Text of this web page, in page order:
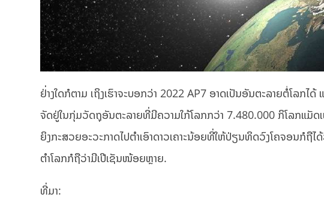
ຢ່່າງໃດກໍຕາມ ເຖິງເຮົາຈະບອກວ່າ 2022 AP7 ອາດເປັນອັນຕະລາຍຕໍ່ໂລກ
ຈັດຢູ່ໃນກຸ່ມວັດຖຸອັນຕະລາຍທີ່ມີຄວາມໃກ້ໂລກກວ່າ 7.480.000 ກິໂລກແມັ
ຍິງກະສວຍອະວະກາດໄປຕໍາເອົາດາວເຄາະນ້ອຍທີ່ໃຫ້ປ່ຽນທິດວົງໂຄຈອນກໍຖື
ຕໍາໂລກກໍຖືວ່າມີເປີເຊັນໜ້ອຍຫຼາຍ.
ທີ່ມາ: